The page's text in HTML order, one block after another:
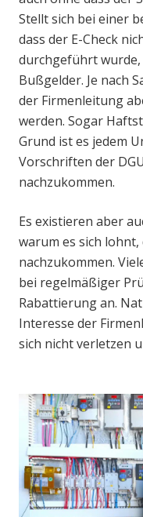
Stellt sich bei einer
dass der E-Check
durchgeführt wurde,
Bußgelder. Je nach
der Firmenleitung
werden. Sogar
Grund ist es jedem
Vorschriften der
nachzukommen.
Es existieren aber
warum es sich
nachzukommen.
bei regelmäßiger
Rabattierung an.
Interesse der
sich nicht verletzen